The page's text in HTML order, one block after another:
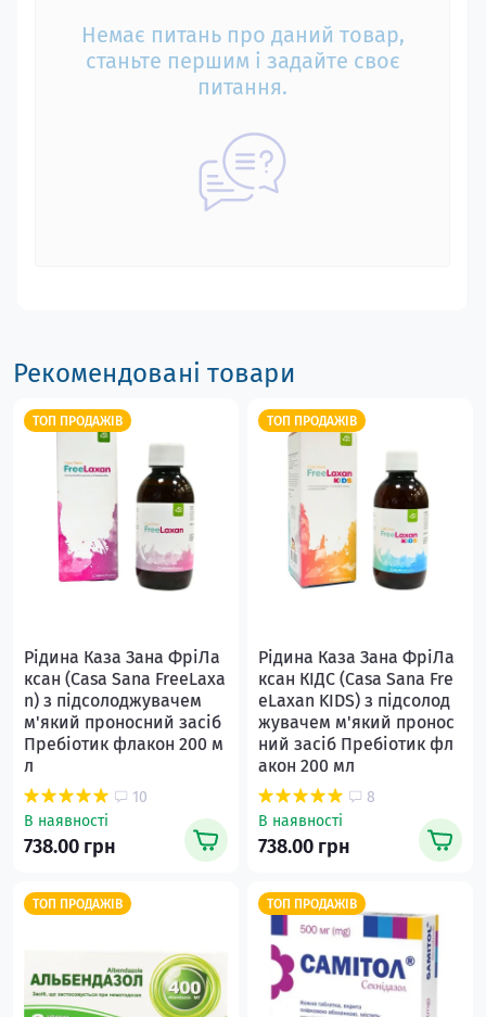
Немає питань про даний товар,
станьте першим і задайте своє
питання.
Рекомендовані товари
ТОП ПРОДАЖІВ
Рідина Каза Зана ФріЛа
ксан (Casa Sana FreeLaxa
n) з підсолоджувачем
м'який проносний засіб
Пребіотик флакон 200 м
л
10
В наявності
738.00 грн
ТОП ПРОДАЖІВ
Рідина Каза Зана ФріЛа
ксан КІДС (Casa Sana Fre
eLaxan KIDS) з підсолод
жувачем м'який пронос
ний засіб Пребіотик фл
акон 200 мл
8
В наявності
738.00 грн
ТОП ПРОДАЖІВ ТОП ПРОДАЖІВ